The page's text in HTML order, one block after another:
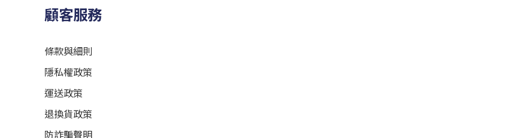
顧客服務
條款與細則
隱私權政策
運送政策
退換貨政策
防詐騙聲明